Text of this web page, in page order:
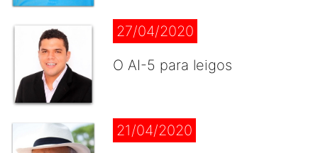
27/04/2020
O AI-5 para leigos
21/04/2020